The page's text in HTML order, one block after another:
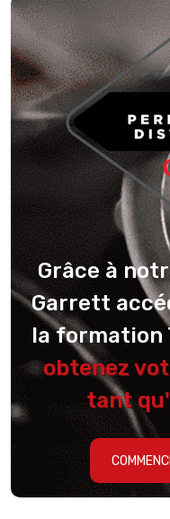
Grâce à
Garrett
la formation
obtenez
tant